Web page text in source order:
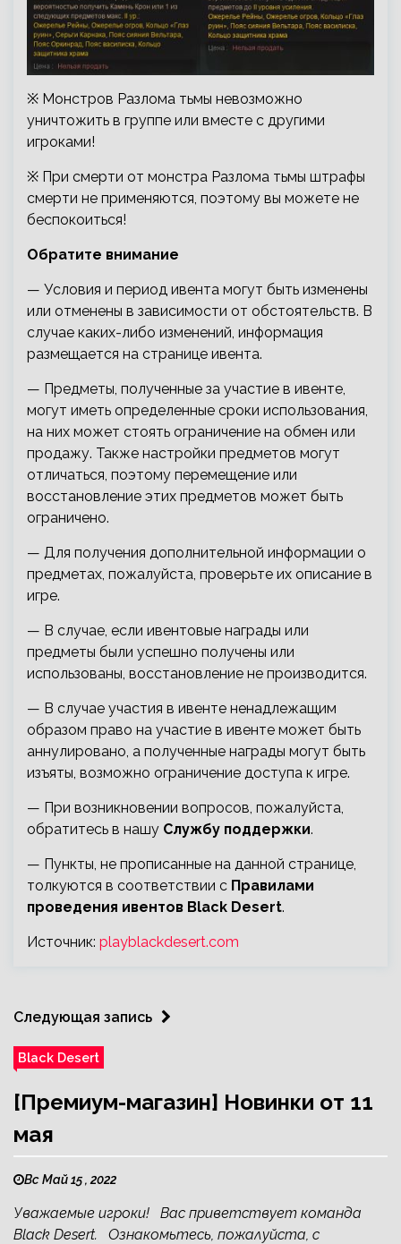
※ Монстров Разлома тьмы невозможно
уничтожить в группе или вместе с другими
игроками!
※ При смерти от монстра Разлома тьмы штрафы
смерти не применяются, поэтому вы можете не
беспокоиться!
Обратите внимание
— Условия и период ивента могут быть изменены
или отменены в зависимости от обстоятельств. В
случае каких-либо изменений, информация
размещается на странице ивента.
— Предметы, полученные за участие в ивенте,
могут иметь определенные сроки использования,
на них может стоять ограничение на обмен или
продажу. Также настройки предметов могут
отличаться, поэтому перемещение или
восстановление этих предметов может быть
ограничено.
— Для получения дополнительной информации о
предметах, пожалуйста, проверьте их описание в
игре.
— В случае, если ивентовые награды или
предметы были успешно получены или
использованы, восстановление не производится.
— В случае участия в ивенте ненадлежащим
образом право на участие в ивенте может быть
аннулировано, а полученные награды могут быть
изъяты, возможно ограничение доступа к игре.
— При возникновении вопросов, пожалуйста,
обратитесь в нашу Службу поддержки.
— Пункты, не прописанные на данной странице,
толкуются в соответствии с Правилами
проведения ивентов Black Desert.
Источник: playblackdesert.com
Следующая запись
Black Desert
[Премиум-магазин] Новинки от 11
мая
Вс Май 15 , 2022
Уважаемые игроки! Вас приветствует команда
Black Desert. Ознакомьтесь, пожалуйста, с